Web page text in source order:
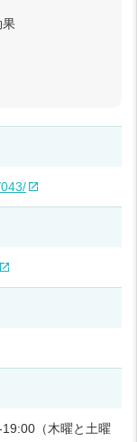
（木曜と土曜